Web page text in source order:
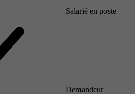
Salarié en poste
Demandeur